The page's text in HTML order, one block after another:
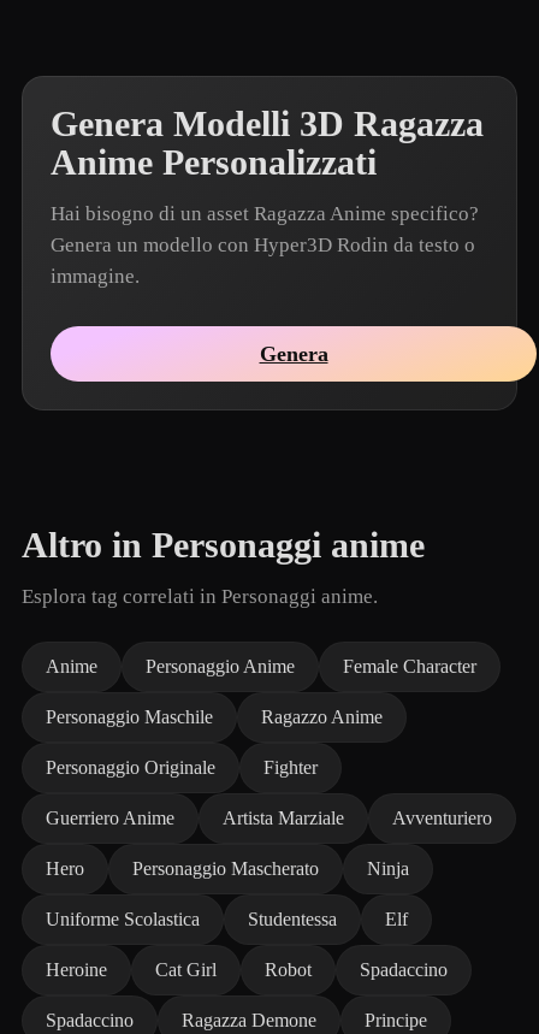
Genera Modelli 3D Ragazza
Anime Personalizzati
Hai bisogno di un asset Ragazza Anime specifico?
Genera un modello con Hyper3D Rodin da testo o
immagine.
Genera
Altro in Personaggi anime
Esplora tag correlati in Personaggi anime.
Anime Personaggio Anime Female Character
Personaggio Maschile Ragazzo Anime
Personaggio Originale Fighter
Guerriero Anime Artista Marziale Avventuriero
Hero Personaggio Mascherato Ninja
Uniforme Scolastica Studentessa Elf
Heroine Cat Girl Robot Spadaccino
Spadaccino Ragazza Demone Principe